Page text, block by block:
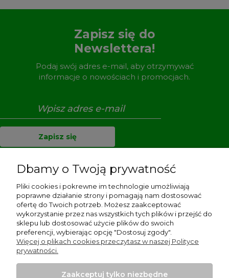
Zapisz się do
Newslettera!
Podaj swój adres e-mail, aby otrzymywać
informacje o nowościach i promocjach.
Zapisz się
Pomoc
Dostawa i płatności
Moje konto
Gwarancja i zwroty
Dbamy o Twoją prywatność
Pliki cookies i pokrewne im technologie umożliwiają
poprawne działanie strony i pomagają nam dostosować
ofertę do Twoich potrzeb. Możesz zaakceptować
wykorzystanie przez nas wszystkich tych plików i przejść do
sklepu lub dostosować użycie plików do swoich
preferencji, wybierając opcję "Dostosuj zgody".
Więcej o plikach cookies przeczytasz w naszej Polityce
prywatności.
Zaakceptuj tylko niezbędne